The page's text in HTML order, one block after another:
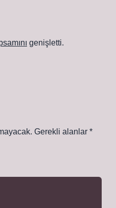
genişletti.
Gerekli alanlar *